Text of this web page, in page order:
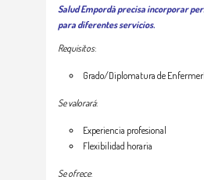
Salud Empordà precisa incorporar
para diferentes servicios.
Requisitos:
Grado/Diplomatura de
Se valorará:
Experiencia profesional
Flexibilidad horaria
Se ofrece: